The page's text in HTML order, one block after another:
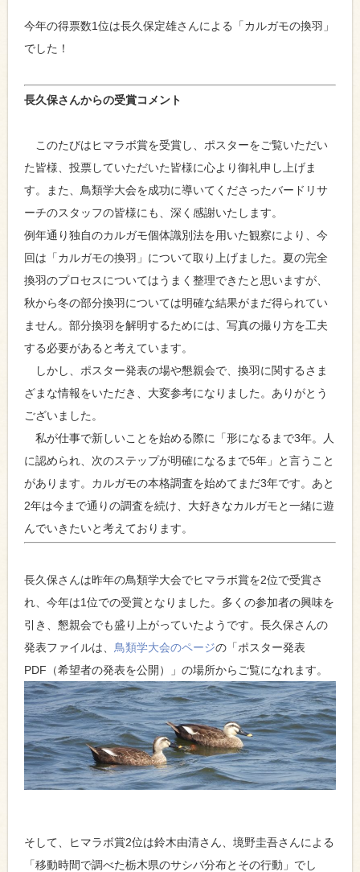
今年の得票数1位は長久保定雄さんによる「カルガモの換羽」
でした！
長久保さんからの受賞コメント
このたびはヒマラボ賞を受賞し、ポスターをご覧いただい
た皆様、投票していただいた皆様に心より御礼申し上げま
す。また、鳥類学大会を成功に導いてくださったバードリサ
ーチのスタッフの皆様にも、深く感謝いたします。
例年通り独自のカルガモ個体識別法を用いた観察により、今
回は「カルガモの換羽」について取り上げました。夏の完全
換羽のプロセスについてはうまく整理できたと思いますが、
秋から冬の部分換羽については明確な結果がまだ得られてい
ません。部分換羽を解明するためには、写真の撮り方を工夫
する必要があると考えています。
しかし、ポスター発表の場や懇親会で、換羽に関するさま
ざまな情報をいただき、大変参考になりました。ありがとう
ございました。
私が仕事で新しいことを始める際に「形になるまで3年。人
に認められ、次のステップが明確になるまで5年」と言うこと
があります。カルガモの本格調査を始めてまだ3年です。あと
2年は今まで通りの調査を続け、大好きなカルガモと一緒に遊
んでいきたいと考えております。
長久保さんは昨年の鳥類学大会でヒマラボ賞を2位で受賞さ
れ、今年は1位での受賞となりました。多くの参加者の興味を
引き、懇親会でも盛り上がっていたようです。長久保さんの
発表ファイルは、 鳥類学大会のページの「ポスター発表
PDF（希望者の発表を公開）」の場所からご覧になれます。
そして、ヒマラボ賞2位は鈴木由清さん、境野圭吾さんによる
「移動時間で調べた栃木県のサシバ分布とその行動」でし